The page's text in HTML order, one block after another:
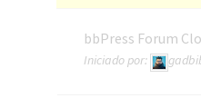
bbPress Forum
Iniciado por: